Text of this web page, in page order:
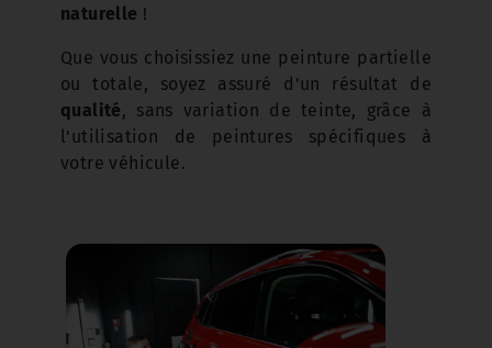
naturelle !
Que vous choisissiez une peinture partielle
ou totale, soyez assuré d'un résultat de
qualité, sans variation de teinte, grâce à
l'utilisation de peintures spécifiques à
votre véhicule.